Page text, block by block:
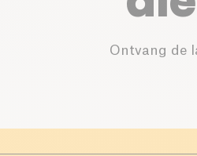
Ontvang de